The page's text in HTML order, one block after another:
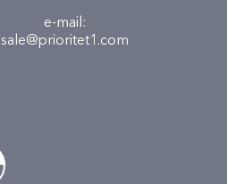
e-mail:
sale@prioritet1.com